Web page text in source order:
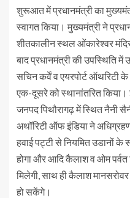
शुरूआत में प्रधानमंत्री का
स्वागत किया। मुख्यमंत्री ने
शीतकालीन स्थल ओंकारेश्वर
बाद प्रधानमंत्री की उपस्थिति
सचिन कर्वें व एयरपोर्ट ऑथरिटी के
एक-दूसरे को स्थानांतरित
जनपद पिथौरागढ़ में स्थित नैनी
अथॉरिटी ऑफ इंडिया ने
हवाई पट्टी से नियमित उडानों के
होगा और आदि कैलाश व ओम
मिलेगी, साथ ही कैलाश
हो सकेंगे।